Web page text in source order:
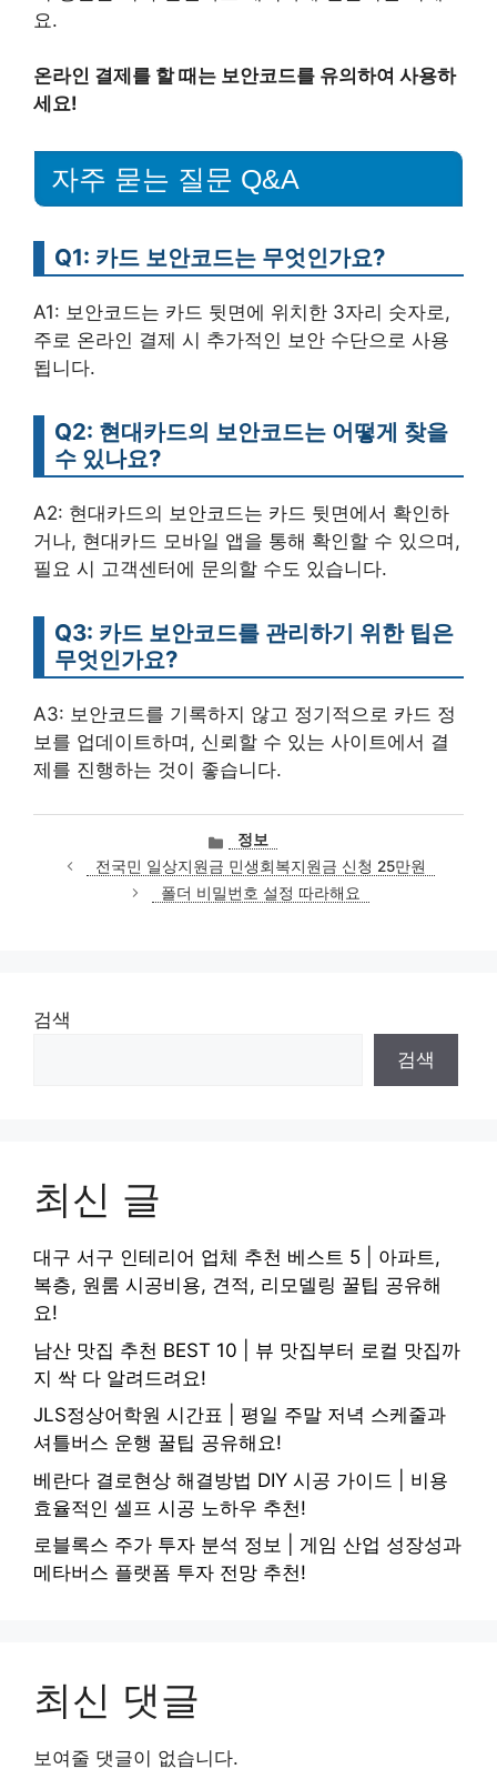
요.
온라인 결제를 할 때는 보안코드를 유의하여 사용하
세요!
자주 묻는 질문 Q&A
Q1: 카드 보안코드는 무엇인가요?
A1: 보안코드는 카드 뒷면에 위치한 3자리 숫자로,
주로 온라인 결제 시 추가적인 보안 수단으로 사용
됩니다.
Q2: 현대카드의 보안코드는 어떻게 찾을
수 있나요?
A2: 현대카드의 보안코드는 카드 뒷면에서 확인하
거나, 현대카드 모바일 앱을 통해 확인할 수 있으며,
필요 시 고객센터에 문의할 수도 있습니다.
Q3: 카드 보안코드를 관리하기 위한 팁은
무엇인가요?
A3: 보안코드를 기록하지 않고 정기적으로 카드 정
보를 업데이트하며, 신뢰할 수 있는 사이트에서 결
제를 진행하는 것이 좋습니다.
카
테
고
리
정보
전국민 일상지원금 민생회복지원금 신청 25만원
폴더 비밀번호 설정 따라해요
검색
검색
최신 글
대구 서구 인테리어 업체 추천 베스트 5 | 아파트,
복층, 원룸 시공비용, 견적, 리모델링 꿀팁 공유해
요!
남산 맛집 추천 BEST 10 | 뷰 맛집부터 로컬 맛집까
지 싹 다 알려드려요!
JLS정상어학원 시간표 | 평일 주말 저녁 스케줄과
셔틀버스 운행 꿀팁 공유해요!
베란다 결로현상 해결방법 DIY 시공 가이드 | 비용
효율적인 셀프 시공 노하우 추천!
로블록스 주가 투자 분석 정보 | 게임 산업 성장성과
메타버스 플랫폼 투자 전망 추천!
최신 댓글
보여줄 댓글이 없습니다.